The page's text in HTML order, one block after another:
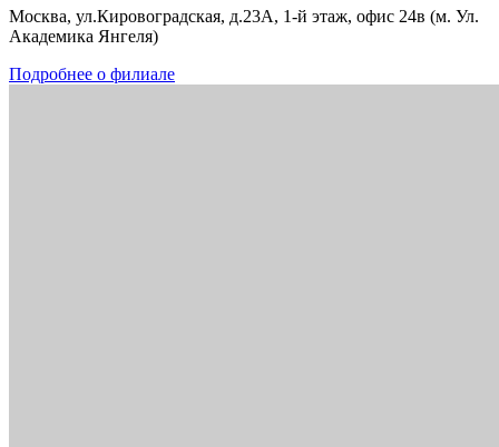
Москва, ул.Кировоградская, д.23А, 1-й этаж, офис 24в (м. Ул.
Академика Янгеля)
Подробнее о филиале